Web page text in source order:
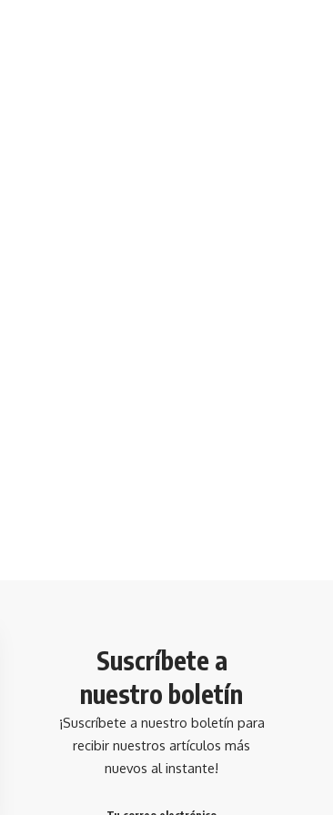
Suscríbete a
nuestro boletín
¡Suscríbete a nuestro boletín para
recibir nuestros artículos más
nuevos al instante!